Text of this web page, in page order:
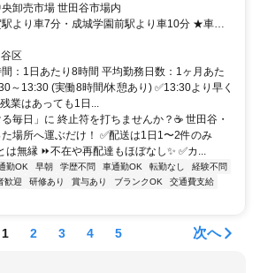
卸売市場 世田谷市場内
より車7分・成城学園前駅より車10分 ★車・
区
：1日あたり8時間 平均勤務日数：1ヶ月あた
～13:30 (実働8時間/休憩あり) ✅13:30より早く
業はあっても1日...
毎日」に 終止符を打ちませんか？☕ 世田谷・
場所へ運ぶだけ！ ✅配送は1日1〜2件のみ
は無縁 ⏩不在や再配達もほぼなし✨ ✅カ...
勤OK 早朝 学歴不問 車通勤OK 転勤なし
経験不問
歓迎 研修あり 賞与あり ブランクOK
交通費支給
1 2 3 4 5 次へ